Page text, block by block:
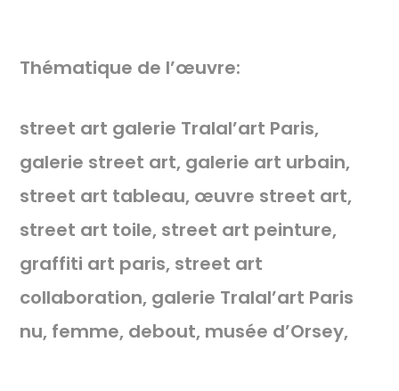
Thématique de l’œuvre:
street art galerie Tralal’art Paris,
galerie street art, galerie art urbain,
street art tableau, œuvre street art,
street art toile, street art peinture,
graffiti art paris, street art
collaboration, galerie Tralal’art Paris
nu, femme, debout, musée d’Orsey,